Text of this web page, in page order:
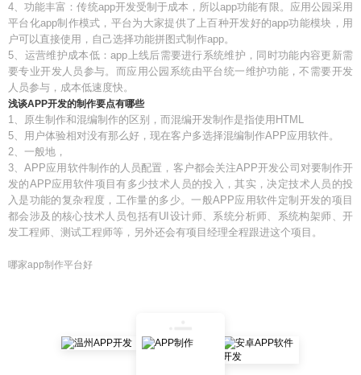
4、功能丰富：传统app开发受制于成本，所以app功能有限。应用公园采用
平台化app制作模式，平台为大家提供了上百种开发好的app功能模块，用
户可以直接使用，自己选择功能拼图式制作app。
5、运营维护成本低：app上线后需要进行系统维护，同时功能内容更新需
要专业开发人员参与。而应用公园系统由平台统一维护功能，不需要开发
人员参与，成本低速度快。
浅谈APP开发的制作要点有哪些
1、原生制作和混编制作的区别，而混编开发制作是指使用HTML
5、用户体验相对没有那么好，现在客户多选择混编制作APP应用软件。
2、一般地，
3、APP应用软件制作的人员配置，客户都会关注APP开发公司对要制作开
发的APP应用软件项目有多少技术人员的投入，其实，决定技术人员的投
入是功能的复杂程度，工作量的多少。一般APP应用软件定制开发的项目
都会涉及的核心技术人员包括有UI设计师、系统分析师、系统构架师、开
发工程师、测试工程师等，另外还会有项目经理全程跟进这个项目。
哪家app制作平台好